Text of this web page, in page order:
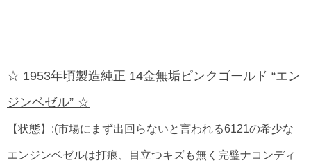
☆ 1953年頃製造純正 14金無垢ピンクゴールド “エン
ジンベゼル” ☆
【状態】:(市場にまず出回らないと言われる6121の希少な
エンジンベゼルは打痕、目立つキズも無く完璧ナコンディ